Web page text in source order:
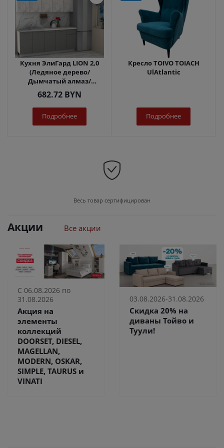
Кухня ЭлиГард LION 2,0
(Ледяное дерево/
Дымчатый алмаз/
Королевский опал)
682.72 BYN
Подробнее
Кресло TOIVO TOIACH
UlAtlantic
Подробнее
Весь товар сертифицирован
Акции Все акции
С 06.08.2026 по
31.08.2026
Акция на
элементы
коллекций
DOORSET, DIESEL,
MAGELLAN,
MODERN, OSKAR,
SIMPLE, TAURUS и
VINATI
03.08.2026-31.08.2026
Скидка 20% на
диваны Тойво и
Туули!